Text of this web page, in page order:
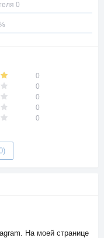
0
0
0
0
0
0
На моей странице